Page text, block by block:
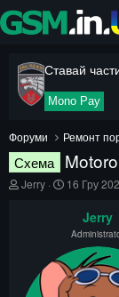
Ставай
Mono Pay
Форуми Ремонт
Схема
А
Jerry
Д
п
о
ч
а
16 Гру
Jerry